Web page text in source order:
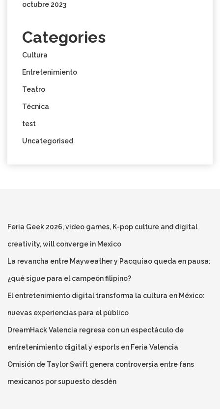
octubre 2023
Categories
Cultura
Entretenimiento
Teatro
Técnica
test
Uncategorised
Feria Geek 2026, video games, K-pop culture and digital
creativity, will converge in Mexico
La revancha entre Mayweather y Pacquiao queda en pausa:
¿qué sigue para el campeón filipino?
El entretenimiento digital transforma la cultura en México:
nuevas experiencias para el público
DreamHack Valencia regresa con un espectáculo de
entretenimiento digital y esports en Feria Valencia
Omisión de Taylor Swift genera controversia entre fans
mexicanos por supuesto desdén